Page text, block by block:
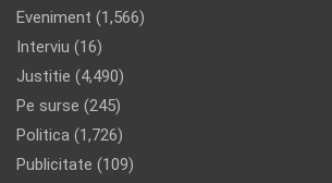
Eveniment (1,566)
Interviu (16)
Justitie (4,490)
Pe surse (245)
Politica (1,726)
Publicitate (109)